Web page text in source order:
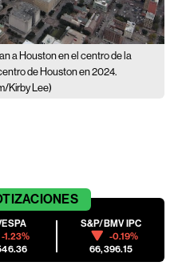
a Houston en el centro de la
de Houston en 2024.
Kirby Lee)
-1.23%
S&P/BMV IPC
-0.19%
66,396.15